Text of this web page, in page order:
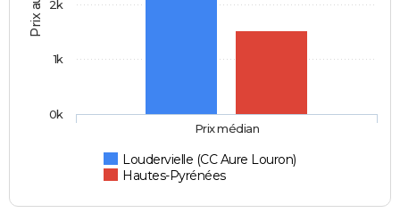
Loudervielle (CC Aure Louron)
Hautes-Pyrénées
Prix médian
0k
1k
2k